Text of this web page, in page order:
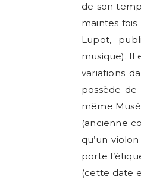
de son
maintes
Lupot,
musique). Il
variations
possède
même
(ancienne
qu’un
porte
(cette date